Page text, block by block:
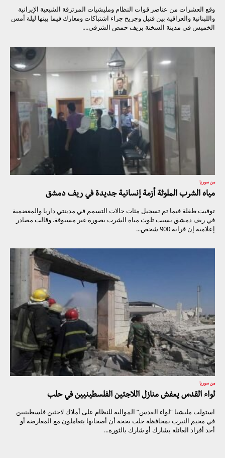
وقع العشرات من عناصر قوات النظام ومليشيات المرتزقة الشيعية الإيرانية
واللبنانية والعراقية بين قتيل وجريح جراء اشتباكات ومعارك فيما بينها ليلة أمس
الخميس في مدينة السخنة بريف حمص الشرقي....
من سوريا
مياه الشرب الملوثة أزمة إنسانية جديدة في ريف دمشق
توفيت طفلة فيما تم تسجيل مئات حالات التسمم في مدينتي داريا والمعضمية
في ريف دمشق بسبب تلوث مياه الشرب بصورة غير مسبوقة. وقالت مصادر
إعلامية إن قرابة 900 شخص...
من سوريا
لواء القدس يعفش منازل اللاجئين الفلسطينيين في حلب
استولت مليشيا “لواء القدس” الموالية للنظام على أملاك لاجئين فلسطينيين
في مخيم النيرب بمحافظة حلب بحجة أن أصحابها يتعاملون مع المعارضة أو
أحد أفراد العائلة يشارك أو شارك بالثورة...